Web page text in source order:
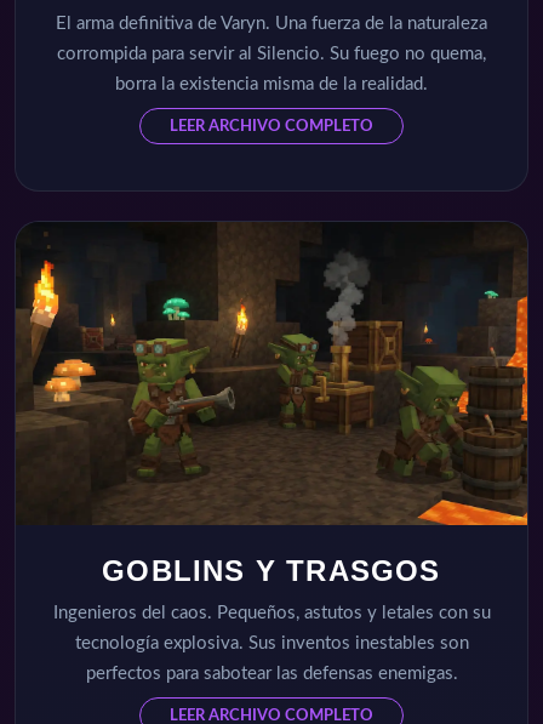
El arma definitiva de Varyn. Una fuerza de la naturaleza
corrompida para servir al Silencio. Su fuego no quema,
borra la existencia misma de la realidad.
LEER ARCHIVO COMPLETO
GOBLINS Y TRASGOS
Ingenieros del caos. Pequeños, astutos y letales con su
tecnología explosiva. Sus inventos inestables son
perfectos para sabotear las defensas enemigas.
LEER ARCHIVO COMPLETO